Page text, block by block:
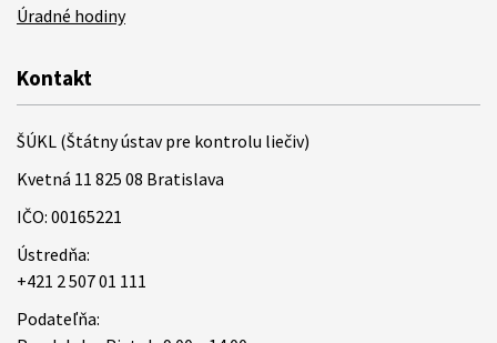
Úradné hodiny
Kontakt
ŠÚKL (Štátny ústav pre kontrolu liečiv)
Kvetná 11 825 08 Bratislava
IČO: 00165221
Ústredňa:
+421 2 507 01 111
Podateľňa: